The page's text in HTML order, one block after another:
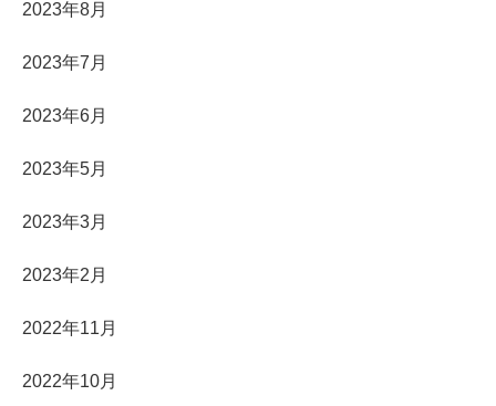
2023年8月
2023年7月
2023年6月
2023年5月
2023年3月
2023年2月
2022年11月
2022年10月